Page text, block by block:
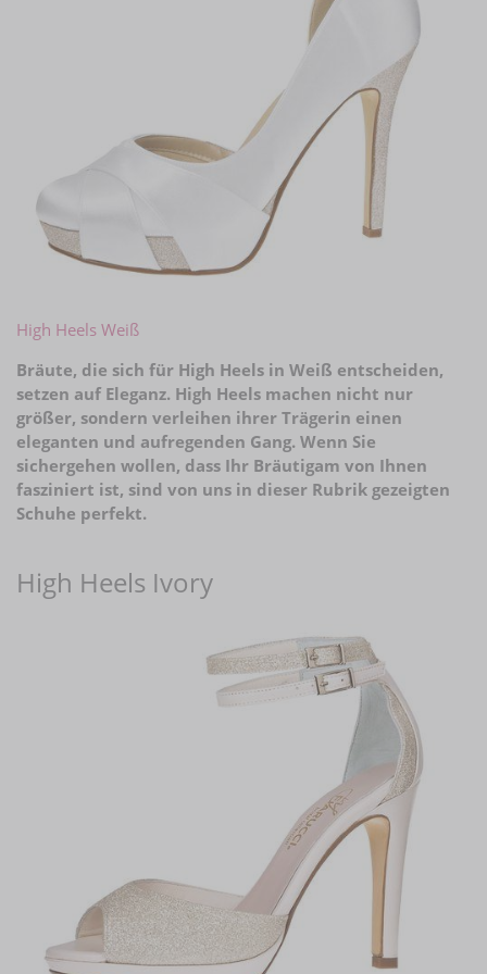
High Heels Weiß
Bräute, die sich für High Heels in Weiß entscheiden,
setzen auf Eleganz. High Heels machen nicht nur
größer, sondern verleihen ihrer Trägerin einen
eleganten und aufregenden Gang. Wenn Sie
sichergehen wollen, dass Ihr Bräutigam von Ihnen
fasziniert ist, sind von uns in dieser Rubrik gezeigten
Schuhe perfekt.
High Heels Ivory